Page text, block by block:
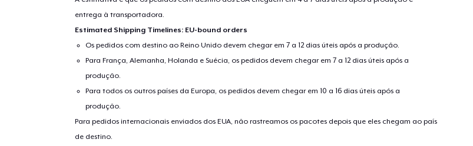
entrega à transportadora.
Estimated Shipping Timelines: EU-bound orders
Os pedidos com destino ao Reino Unido devem chegar em 7 a 12 dias úteis após a produção.
Para França, Alemanha, Holanda e Suécia, os pedidos devem chegar em 7 a 12 dias úteis após a
produção.
Para todos os outros países da Europa, os pedidos devem chegar em 10 a 16 dias úteis após a
produção.
Para pedidos internacionais enviados dos EUA, não rastreamos os pacotes depois que eles chegam ao país
de destino.